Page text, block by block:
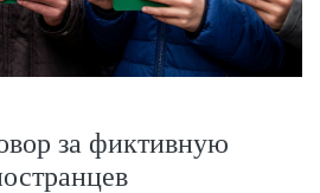
за фиктивную